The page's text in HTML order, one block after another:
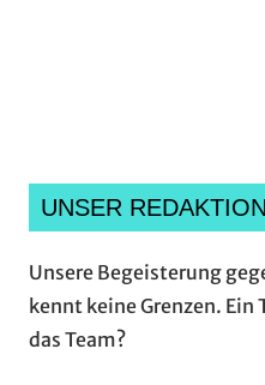
UNSER
Unsere Begeisterung
kennt keine Grenzen. Ein
das Team?